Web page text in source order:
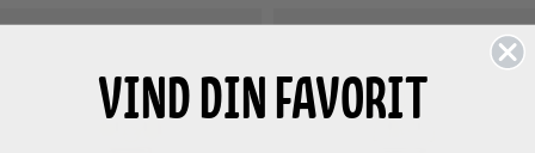
VIND DIN FAVORIT